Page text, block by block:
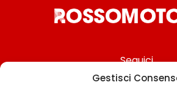
Gestisci
Seguici